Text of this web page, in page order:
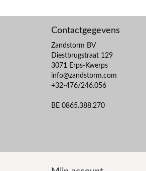
Contactgegevens
Zandstorm BV
Diestbrugstraat 129
3071 Erps-Kwerps
info@zandstorm.com
+32-476/246.056
BE 0865.388.270